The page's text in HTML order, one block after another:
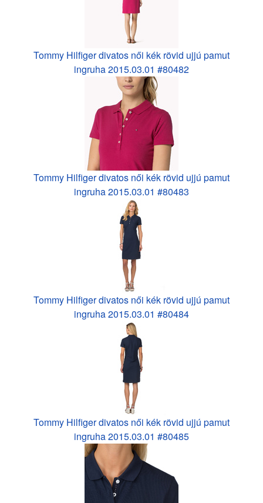
Tommy Hilfiger divatos női kék rövid ujjú pamut
ingruha 2015.03.01 #80482
Tommy Hilfiger divatos női kék rövid ujjú pamut
ingruha 2015.03.01 #80483
Tommy Hilfiger divatos női kék rövid ujjú pamut
ingruha 2015.03.01 #80484
Tommy Hilfiger divatos női kék rövid ujjú pamut
ingruha 2015.03.01 #80485